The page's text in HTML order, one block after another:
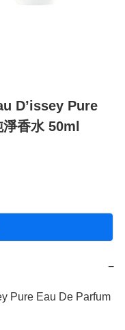
D’issey Pure
香水 50ml
−
Pure Eau De Parfum